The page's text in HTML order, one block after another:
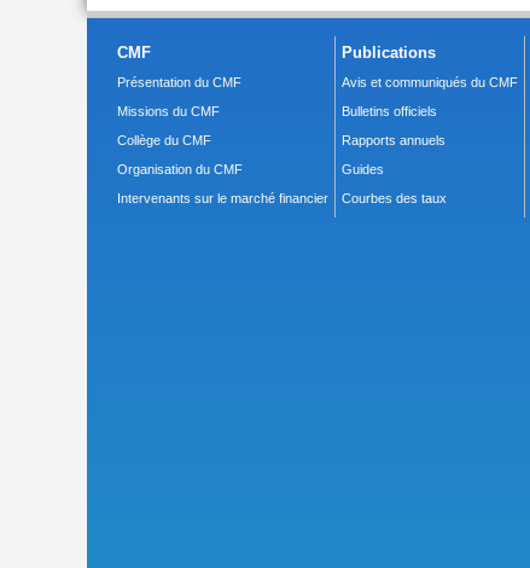
CMF
Présentation du CMF
Missions du CMF
Collège du CMF
Organisation du CMF
Intervenants sur le marché financier
Publications
Avis et communiqués du CMF
Bulletins officiels
Rapports annuels
Guides
Courbes des taux